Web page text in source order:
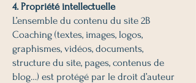
4. Propriété intellectuelle
L’ensemble du contenu du site 2B
Coaching (textes, images, logos,
graphismes, vidéos, documents,
structure du site, pages, contenus de
blog…) est protégé par le droit d’auteur